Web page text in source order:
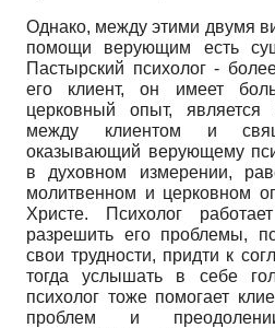
Однако, между этими двумя
помощи верующим есть
Пастырский психолог -
его клиент, он имеет
церковный опыт,
между клиентом и
оказывающий верующему
в духовном измерении,
молитвенном и церковном
Христе. Психолог
разрешить его проблемы,
свои трудности, придти к
тогда услышать в себе
психолог тоже помогает
проблем и